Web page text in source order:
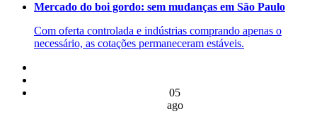
Mercado do boi gordo: sem mudanças em São Paulo
Com oferta controlada e indústrias comprando apenas o
necessário, as cotações permaneceram estáveis.
05
ago